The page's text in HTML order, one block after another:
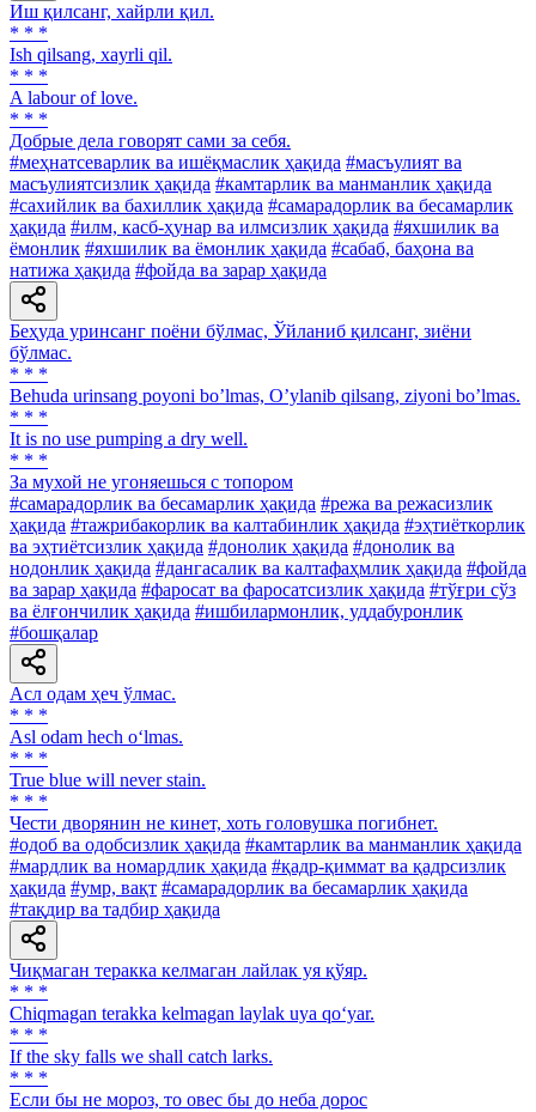
Иш қилсанг, хайрли қил.
* * *
Ish qilsang, xayrli qil.
* * *
A labour of love.
* * *
Добрые дела говорят сами за себя.
#меҳнатсеварлик ва ишёқмаслик ҳақида #масъулият ва
масъулиятсизлик ҳақида #камтарлик ва манманлик ҳақида
#сахийлик ва бахиллик ҳақида #самарадорлик ва бесамарлик
ҳақида #илм, касб-ҳунар ва илмсизлик ҳақида #яхшилик ва
ёмонлик #яхшилик ва ёмонлик ҳақида #сабаб, баҳона ва
натижа ҳақида #фойда ва зарар ҳақида
Беҳуда уринсанг поёни бўлмас, Ўйланиб қилсанг, зиёни
бўлмас.
* * *
Behuda urinsang poyoni boʼlmas, Oʼylanib qilsang, ziyoni boʼlmas.
* * *
It is no use pumping a dry well.
* * *
За мухой не угоняешься с топором
#самарадорлик ва бесамарлик ҳақида #режа ва режасизлик
ҳақида #тажрибакорлик ва калтабинлик ҳақида #эҳтиёткорлик
ва эҳтиётсизлик ҳақида #донолик ҳақида #донолик ва
нодонлик ҳақида #дангасалик ва калтафаҳмлик ҳақида #фойда
ва зарар ҳақида #фаросат ва фаросатсизлик ҳақида #тўғри сўз
ва ёлғончилик ҳақида #ишбилармонлик, уддабуронлик
#бошқалар
Асл одам ҳеч ўлмас.
* * *
Asl odam hech o‘lmas.
* * *
True blue will never stain.
* * *
Чести дворянин не кинет, хоть головушка погибнет.
#одоб ва одобсизлик ҳақида #камтарлик ва манманлик ҳақида
#мардлик ва номардлик ҳақида #қадр-қиммат ва қадрсизлик
ҳақида #умр, вақт #самарадорлик ва бесамарлик ҳақида
#тақдир ва тадбир ҳақида
Чиқмаган теракка келмаган лайлак уя қўяр.
* * *
Chiqmagan terakka kelmagan laylak uya qo‘yar.
* * *
If the sky falls we shall catch larks.
* * *
Если бы не мороз, то овес бы до неба дорос